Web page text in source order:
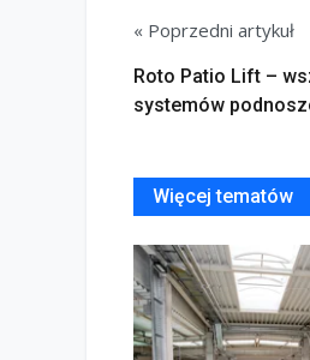
« Poprzedni artykuł
Roto Patio Lift –
systemów
Więcej tematów